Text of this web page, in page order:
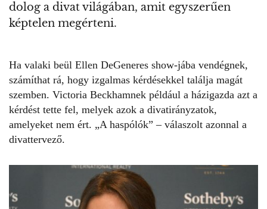
dolog a divat világában, amit egyszerűen
képtelen megérteni.
Ha valaki beül Ellen DeGeneres show-jába vendégnek,
számíthat rá, hogy izgalmas kérdésekkel találja magát
szemben. Victoria Beckhamnek például a házigazda azt a
kérdést tette fel, melyek azok a divatirányzatok,
amelyeket nem ért. „A haspólók” – válaszolt azonnal a
divattervező.